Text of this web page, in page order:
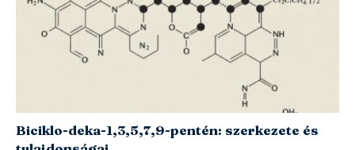
Biciklo-deka-1,3,5,7,9-pentén: szerkezete és